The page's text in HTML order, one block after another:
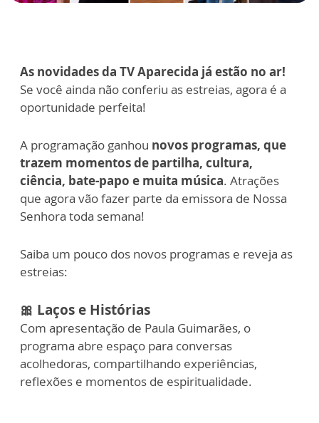
As novidades da TV Aparecida já estão no ar!
Se você ainda não conferiu as estreias, agora é a
oportunidade perfeita!
A programação ganhou novos programas, que
trazem momentos de partilha, cultura,
ciência, bate-papo e muita música. Atrações
que agora vão fazer parte da emissora de Nossa
Senhora toda semana!
Saiba um pouco dos novos programas e reveja as
estreias:
🎀 Laços e Histórias
Com apresentação de Paula Guimarães, o
programa abre espaço para conversas
acolhedoras, compartilhando experiências,
reflexões e momentos de espiritualidade.